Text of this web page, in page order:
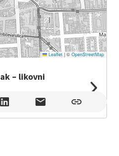
Leaflet |© OpenStreetMap
– likovni
, Zagreb